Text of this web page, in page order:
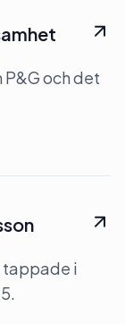
och det
tappade i